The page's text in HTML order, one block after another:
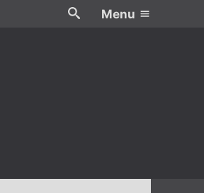
Menu